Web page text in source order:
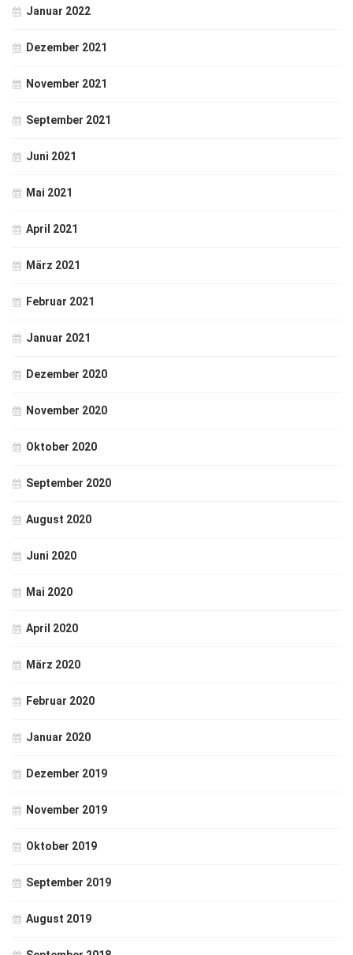
Januar 2022
Dezember 2021
November 2021
September 2021
Juni 2021
Mai 2021
April 2021
März 2021
Februar 2021
Januar 2021
Dezember 2020
November 2020
Oktober 2020
September 2020
August 2020
Juni 2020
Mai 2020
April 2020
März 2020
Februar 2020
Januar 2020
Dezember 2019
November 2019
Oktober 2019
September 2019
August 2019